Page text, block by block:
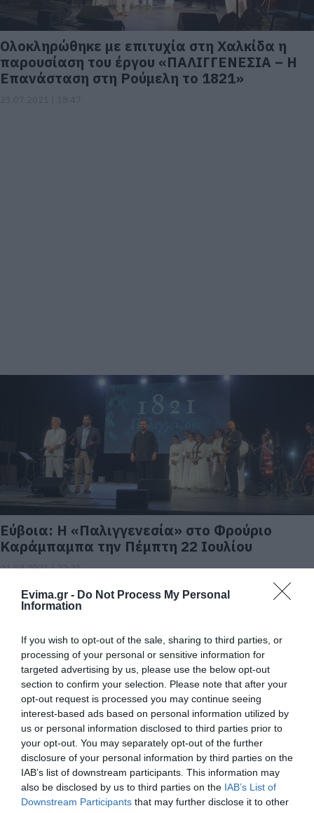
Evima.gr - Do Not Process My Personal
Information
If you wish to opt-out of the sale, sharing to third parties, or
processing of your personal or sensitive information for
targeted advertising by us, please use the below opt-out
section to confirm your selection. Please note that after your
opt-out request is processed you may continue seeing
interest-based ads based on personal information utilized by
us or personal information disclosed to third parties prior to
your opt-out. You may separately opt-out of the further
disclosure of your personal information by third parties on the
IAB’s list of downstream participants. This information may
also be disclosed by us to third parties on the IAB’s List of
Downstream Participants that may further disclose it to other
Ολοκληρώθηκε με επιτυχία στη Χαλκίδα η
παρουσίαση του έργου «ΠΑΛΙΓΓΕΝΕΣΙΑ – H
Επανάσταση στη Ρούμελη το 1821»
Εύβοια: Η «Παλιγγενεσία» στο Φρούριο
Καράμπαμπα την Πέμπτη 22 Ιουλίου
21.07.2021 | 22:21
Η «Παλιγγενεσία» στο Φρούριο
Καράμπαμπα την Πέμπτη 22 Ιουλίου
20.07.2021 | 11:02